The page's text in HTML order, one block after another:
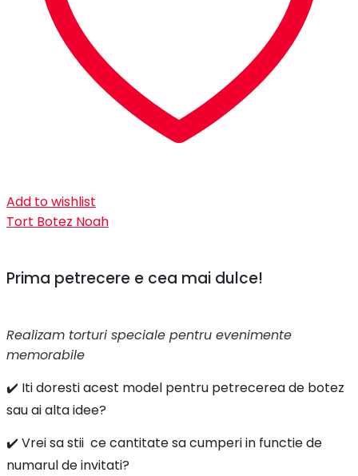
Add to wishlist
Tort Botez Noah
Prima petrecere e cea mai dulce!
Realizam torturi speciale pentru evenimente
memorabile
✔️ Iti doresti acest model pentru petrecerea de botez
sau ai alta idee?
✔️ Vrei sa stii ce cantitate sa cumperi in functie de
numarul de invitati?